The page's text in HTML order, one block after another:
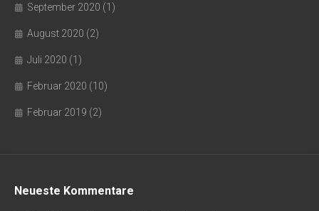
September 2020 (1)
August 2020 (2)
Juli 2020 (1)
Februar 2020 (10)
Februar 2019 (2)
Neueste Kommentare